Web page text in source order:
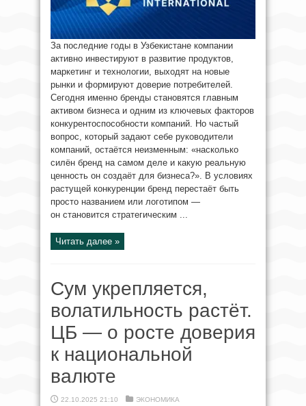
За последние годы в Узбекистане компании
активно инвестируют в развитие продуктов,
маркетинг и технологии, выходят на новые
рынки и формируют доверие потребителей.
Сегодня именно бренды становятся главным
активом бизнеса и одним из ключевых факторов
конкурентоспособности компаний. Но частый
вопрос, который задают себе руководители
компаний, остаётся неизменным: «насколько
силён бренд на самом деле и какую реальную
ценность он создаёт для бизнеса?». В условиях
растущей конкуренции бренд перестаёт быть
просто названием или логотипом —
он становится стратегическим ...
Читать далее »
Сум укрепляется,
волатильность растёт.
ЦБ — о росте доверия
к национальной
валюте
22.10.2025 21:10 ЭКОНОМИКА